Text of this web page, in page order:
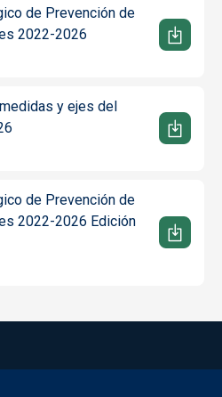
de Prevención de
2022-2026
y ejes del
de Prevención de
2022-2026 Edición